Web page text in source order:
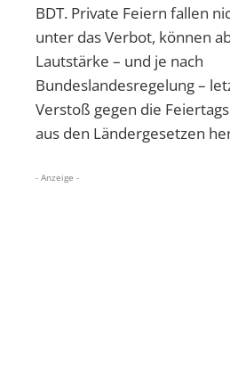
BDT. Private Feiern fallen
unter das Verbot, können
Lautstärke – und je nach
Bundeslandesregelung –
Verstoß gegen die
aus den Ländergesetzen
- Anzeige -